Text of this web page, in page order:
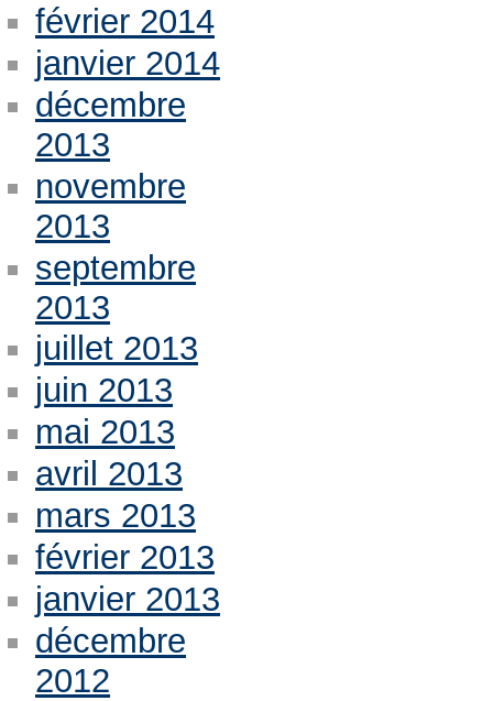
février 2014
janvier 2014
décembre
2013
novembre
2013
septembre
2013
juillet 2013
juin 2013
mai 2013
avril 2013
mars 2013
février 2013
janvier 2013
décembre
2012